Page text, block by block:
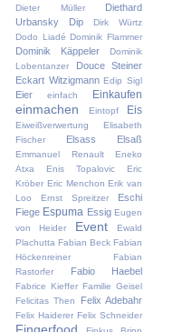
Dieter Müller
Diethard
Urbansky
Dip
Dirk Würtz
Dodo Liadé Dominik Flammer
Dominik Käppeler
Dominik
Lobentanzer
Douce Steiner
Eckart Witzigmann Edip Sigl
Eier einfach Einkaufen
einmachen Eintopf Eis
Eiweißverwertung
Elisabeth
Fischer
Elsass Elsaß
Emmanuel Renault
Eneko
Atxa
Enis Topalovic
Eric
Kröber Eric Menchon Erik van
Loo
Ernst Spreitzer
Eschi
Fiege Espuma Essig Eugen
von Heider
Event
Ewald
Plachutta Fabian Beck Fabian
Höckenreiner
Fabian
Rastorfer
Fabio Haebel
Fabrice Kieffer Familie Geisel
Felicitas Then
Felix Adebahr
Felix Haiderer Felix Schneider
Fingerfood